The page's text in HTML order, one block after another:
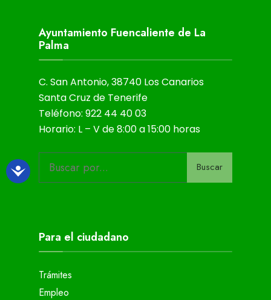
Ayuntamiento Fuencaliente de La
Palma
C. San Antonio, 38740 Los Canarios
Santa Cruz de Tenerife
Teléfono: 922 44 40 03
Horario: L – V de 8:00 a 15:00 horas
Buscar
Para el ciudadano
Trámites
Empleo